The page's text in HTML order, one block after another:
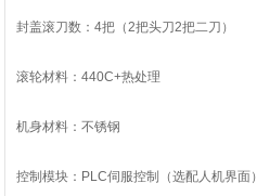
封盖滚刀数：4把（2把头刀2把二刀）
滚轮材料：440C+热处理
机身材料：不锈钢
控制模块：PLC伺服控制（选配人机界面